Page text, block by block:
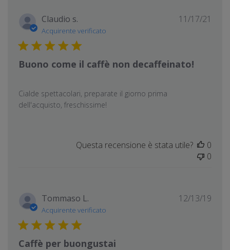
Claudio s.
Acquirente verificato
Buono come il caffè non decaffeinato!
Cialde spettacolari, preparate il giorno prima
dell'acquisto, freschissime!
11/17/21
Questa recensione è stata utile?
0
0
Tommaso L.
Acquirente verificato
Caffè per buongustai
12/13/19